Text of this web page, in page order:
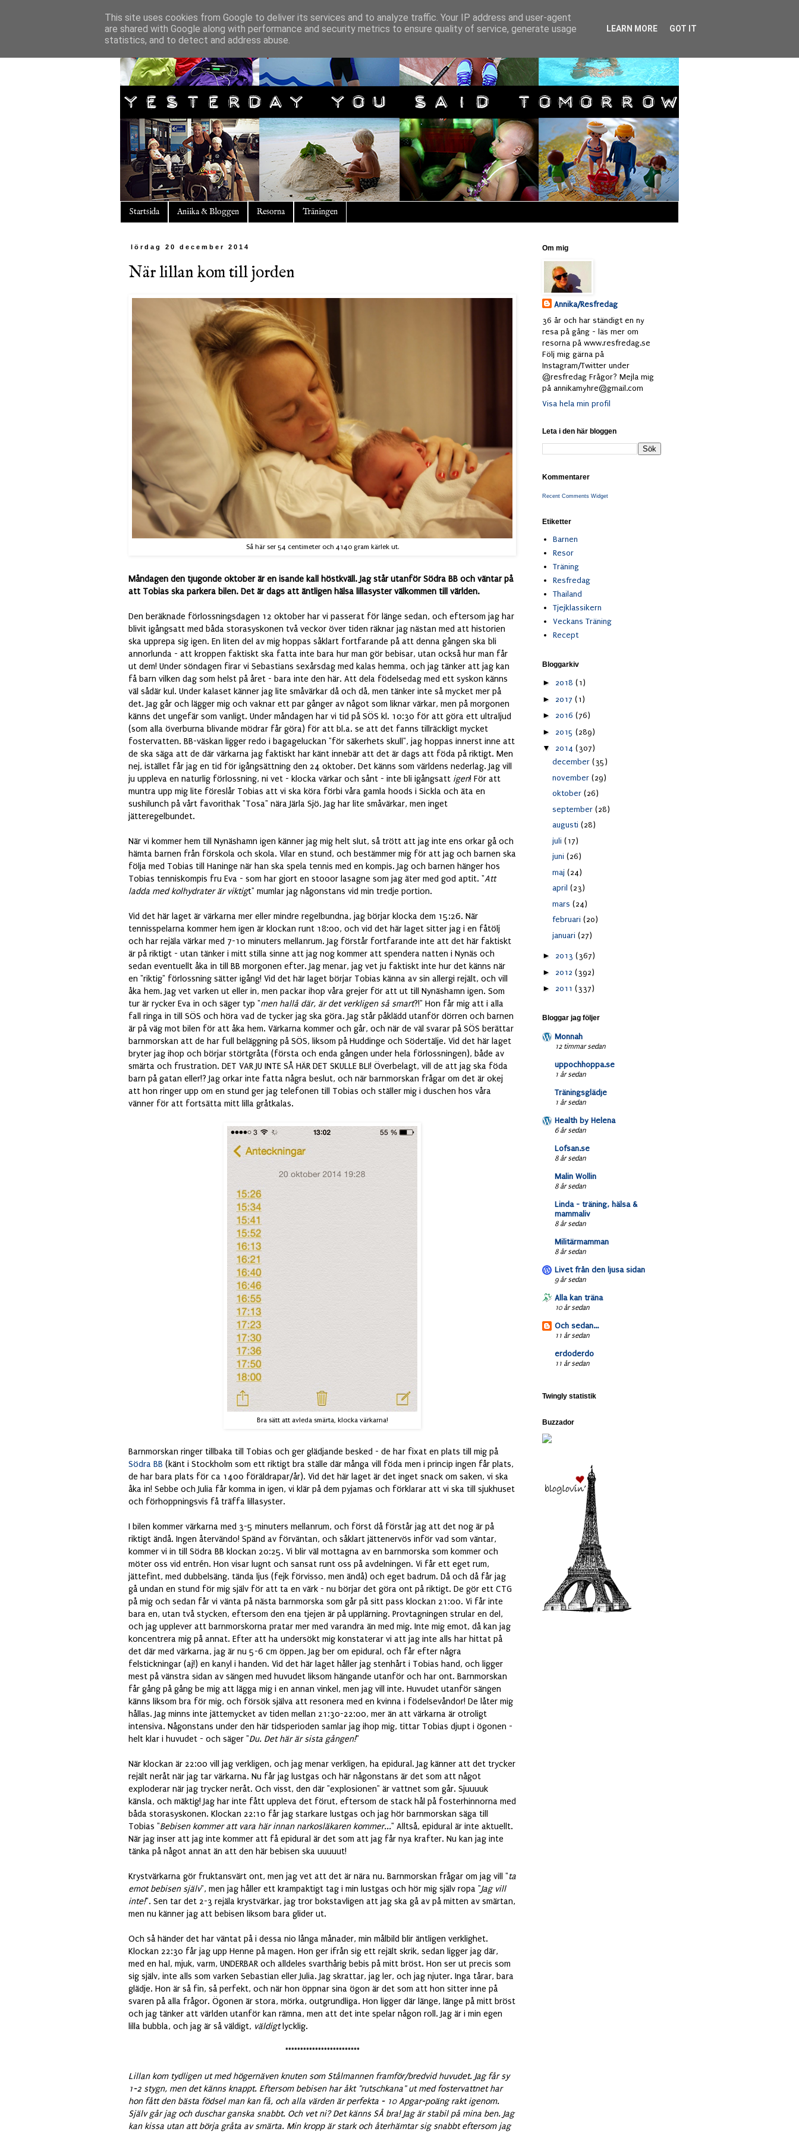
Startsida Aniika & Bloggen Resorna Träningen
lördag 20 december 2014
När lillan kom till jorden
Så här ser 54 centimeter och 4140 gram kärlek ut.
Måndagen den tjugonde oktober är en isande kall höstkväll. Jag står utanför Södra BB och väntar på
att Tobias ska parkera bilen. Det är dags att äntligen hälsa lillasyster välkommen till världen.
Den beräknade förlossningsdagen 12 oktober har vi passerat för länge sedan, och eftersom jag har
blivit igångsatt med båda storasyskonen två veckor över tiden räknar jag nästan med att historien
ska upprepa sig igen. En liten del av mig hoppas såklart fortfarande på att denna gången ska bli
annorlunda - att kroppen faktiskt ska fatta inte bara hur man gör bebisar, utan också hur man får
ut dem! Under söndagen firar vi Sebastians sexårsdag med kalas hemma, och jag tänker att jag kan
få barn vilken dag som helst på året - bara inte den här. Att dela födelsedag med ett syskon känns
väl sådär kul. Under kalaset känner jag lite småvärkar då och då, men tänker inte så mycket mer på
det. Jag går och lägger mig och vaknar ett par gånger av något som liknar värkar, men på morgonen
känns det ungefär som vanligt. Under måndagen har vi tid på SÖS kl. 10:30 för att göra ett ultraljud
(som alla överburna blivande mödrar får göra) för att bl.a. se att det fanns tillräckligt mycket
fostervatten. BB-väskan ligger redo i bagageluckan "för säkerhets skull", jag hoppas innerst inne att
de ska säga att de där värkarna jag faktiskt har känt innebär att det är dags att föda på riktigt. Men
nej, istället får jag en tid för igångsättning den 24 oktober. Det känns som världens nederlag. Jag vill
ju uppleva en naturlig förlossning, ni vet - klocka värkar och sånt - inte bli igångsatt igen! För att
muntra upp mig lite föreslår Tobias att vi ska köra förbi våra gamla hoods i Sickla och äta en
sushilunch på vårt favorithak "Tosa" nära Järla Sjö. Jag har lite småvärkar, men inget
jätteregelbundet.
När vi kommer hem till Nynäshamn igen känner jag mig helt slut, så trött att jag inte ens orkar gå och
hämta barnen från förskola och skola. Vilar en stund, och bestämmer mig för att jag och barnen ska
följa med Tobias till Haninge när han ska spela tennis med en kompis. Jag och barnen hänger hos
Tobias tenniskompis fru Eva - som har gjort en stooor lasagne som jag äter med god aptit. "Att
ladda med kolhydrater är viktigt" mumlar jag någonstans vid min tredje portion.
Vid det här laget är värkarna mer eller mindre regelbundna, jag börjar klocka dem 15:26. När
tennisspelarna kommer hem igen är klockan runt 18:00, och vid det här laget sitter jag i en fåtölj
och har rejäla värkar med 7-10 minuters mellanrum. Jag förstår fortfarande inte att det här faktiskt
är på riktigt - utan tänker i mitt stilla sinne att jag nog kommer att spendera natten i Nynäs och
sedan eventuellt åka in till BB morgonen efter. Jag menar, jag vet ju faktiskt inte hur det känns när
en "riktig" förlossning sätter igång! Vid det här laget börjar Tobias känna av sin allergi rejält, och vill
åka hem. Jag vet varken ut eller in, men packar ihop våra grejer för att ut till Nynäshamn igen. Som
tur är rycker Eva in och säger typ "men hallå där, är det verkligen så smart?!" Hon får mig att i alla
fall ringa in till SÖS och höra vad de tycker jag ska göra. Jag står påklädd utanför dörren och barnen
är på väg mot bilen för att åka hem. Värkarna kommer och går, och när de väl svarar på SÖS berättar
barnmorskan att de har full beläggning på SÖS, liksom på Huddinge och Södertälje. Vid det här laget
bryter jag ihop och börjar störtgråta (första och enda gången under hela förlossningen), både av
smärta och frustration. DET VAR JU INTE SÅ HÄR DET SKULLE BLI! Överbelagt, vill de att jag ska föda
barn på gatan eller!? Jag orkar inte fatta några beslut, och när barnmorskan frågar om det är okej
att hon ringer upp om en stund ger jag telefonen till Tobias och ställer mig i duschen hos våra
vänner för att fortsätta mitt lilla gråtkalas.
Bra sätt att avleda smärta, klocka värkarna!
Barnmorskan ringer tillbaka till Tobias och ger glädjande besked - de har fixat en plats till mig på
Södra BB (känt i Stockholm som ett riktigt bra ställe där många vill föda men i princip ingen får plats,
de har bara plats för ca 1400 föräldrapar/år). Vid det här laget är det inget snack om saken, vi ska
åka in! Sebbe och Julia får komma in igen, vi klär på dem pyjamas och förklarar att vi ska till sjukhuset
och förhoppningsvis få träffa lillasyster.
I bilen kommer värkarna med 3-5 minuters mellanrum, och först då förstår jag att det nog är på
riktigt ändå. Ingen återvändo! Spänd av förväntan, och såklart jättenervös inför vad som väntar,
kommer vi in till Södra BB klockan 20:25. Vi blir väl mottagna av en barnmorska som kommer och
möter oss vid entrén. Hon visar lugnt och sansat runt oss på avdelningen. Vi får ett eget rum,
jättefint, med dubbelsäng, tända ljus (fejk förvisso, men ändå) och eget badrum. Då och då får jag
gå undan en stund för mig själv för att ta en värk - nu börjar det göra ont på riktigt. De gör ett CTG
på mig och sedan får vi vänta på nästa barnmorska som går på sitt pass klockan 21:00. Vi får inte
bara en, utan två stycken, eftersom den ena tjejen är på upplärning. Provtagningen strular en del,
och jag upplever att barnmorskorna pratar mer med varandra än med mig. Inte mig emot, då kan jag
koncentrera mig på annat. Efter att ha undersökt mig konstaterar vi att jag inte alls har hittat på
det där med värkarna, jag är nu 5-6 cm öppen. Jag ber om epidural, och får efter några
felstickningar (aj!) en kanyl i handen. Vid det här laget håller jag stenhårt i Tobias hand, och ligger
mest på vänstra sidan av sängen med huvudet liksom hängande utanför och har ont. Barnmorskan
får gång på gång be mig att lägga mig i en annan vinkel, men jag vill inte. Huvudet utanför sängen
känns liksom bra för mig, och försök själva att resonera med en kvinna i födelsevåndor! De låter mig
hållas. Jag minns inte jättemycket av tiden mellan 21:30-22:00, mer än att värkarna är otroligt
intensiva. Någonstans under den här tidsperioden samlar jag ihop mig, tittar Tobias djupt i ögonen -
helt klar i huvudet - och säger "Du. Det här är sista gången!"
När klockan är 22:00 vill jag verkligen, och jag menar verkligen, ha epidural. Jag känner att det trycker
rejält neråt när jag tar värkarna. Nu får jag lustgas och här någonstans är det som att något
exploderar när jag trycker neråt. Och visst, den där "explosionen" är vattnet som går. Sjuuuuk
känsla, och mäktig! Jag har inte fått uppleva det förut, eftersom de stack hål på fosterhinnorna med
båda storasyskonen. Klockan 22:10 får jag starkare lustgas och jag hör barnmorskan säga till
Tobias "Bebisen kommer att vara här innan narkosläkaren kommer..." Alltså, epidural är inte aktuellt.
När jag inser att jag inte kommer att få epidural är det som att jag får nya krafter. Nu kan jag inte
tänka på något annat än att den här bebisen ska uuuuut!
Krystvärkarna gör fruktansvärt ont, men jag vet att det är nära nu. Barnmorskan frågar om jag vill "ta
emot bebisen själv", men jag håller ett krampaktigt tag i min lustgas och hör mig själv ropa "Jag vill
inte!". Sen tar det 2-3 rejäla krystvärkar, jag tror bokstavligen att jag ska gå av på mitten av smärtan,
men nu känner jag att bebisen liksom bara glider ut.
Och så händer det har väntat på i dessa nio långa månader, min målbild blir äntligen verklighet.
Klockan 22:30 får jag upp Henne på magen. Hon ger ifrån sig ett rejält skrik, sedan ligger jag där,
med en hal, mjuk, varm, UNDERBAR och alldeles svarthårig bebis på mitt bröst. Hon ser ut precis som
sig själv, inte alls som varken Sebastian eller Julia. Jag skrattar, jag ler, och jag njuter. Inga tårar, bara
glädje. Hon är så fin, så perfekt, och när hon öppnar sina ögon är det som att hon sitter inne på
svaren på alla frågor. Ögonen är stora, mörka, outgrundliga. Hon ligger där länge, länge på mitt bröst
och jag tänker att världen utanför kan rämna, men att det inte spelar någon roll. Jag är i min egen
lilla bubbla, och jag är så väldigt, väldigtlycklig.
*************************
Lillan kom tydligen ut med högernäven knuten som Stålmannen framför/bredvid huvudet. Jag får sy
1-2 stygn, men det känns knappt. Eftersom bebisen har åkt "rutschkana" ut med fostervattnet har
hon fått den bästa födsel man kan få, och alla värden är perfekta - 10 Apgar-poäng rakt igenom.
Själv går jag och duschar ganska snabbt. Och vet ni? Det känns SÅ bra! Jag är stabil på mina ben. Jag
kan kissa utan att börja gråta av smärta. Min kropp är stark och återhämtar sig snabbt eftersom jag
Om mig
Annika/Resfredag
36 år och har ständigt en ny
resa på gång - läs mer om
resorna på www.resfredag.se
Följ mig gärna på
Instagram/Twitter under
@resfredag Frågor? Mejla mig
på annikamyhre@gmail.com
Visa hela min profil
Leta i den här bloggen
Kommentarer
Recent Comments Widget
Etiketter
Barnen
Resor
Träning
Resfredag
Thailand
Tjejklassikern
Veckans Träning
Recept
Bloggarkiv
► 2018 (1)
► 2017 (1)
► 2016 (76)
► 2015 (289)
▼ 2014 (307)
december (35)
november (29)
oktober (26)
september (28)
augusti (28)
juli (17)
juni (26)
maj (24)
april (23)
mars (24)
februari (20)
januari (27)
► 2013 (367)
► 2012 (392)
► 2011 (337)
Bloggar jag följer
Monnah
12 timmar sedan
uppochhoppa.se
1 år sedan
Träningsglädje
1 år sedan
Health by Helena
6 år sedan
Lofsan.se
8 år sedan
Malin Wollin
8 år sedan
Linda - träning, hälsa &
mammaliv
8 år sedan
Militärmamman
8 år sedan
Livet från den ljusa sidan
9 år sedan
Alla kan träna
10 år sedan
Och sedan...
11 år sedan
erdoderdo
11 år sedan
Twingly statistik
Buzzador
This site uses cookies from Google to deliver its services and to analyze traffic. Your IP address and user-agent
are shared with Google along with performance and security metrics to ensure quality of service, generate usage
statistics, and to detect and address abuse.
LEARN MORE GOT IT